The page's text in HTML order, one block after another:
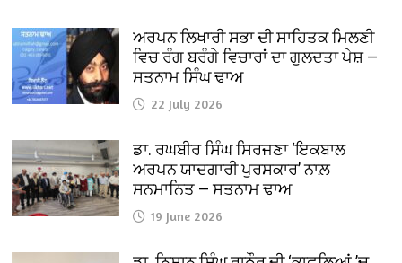
ਅਰਪਨ ਲਿਖਾਰੀ ਸਭਾ ਦੀ ਸਾਹਿਤਕ ਮਿਲਣੀ
ਵਿਚ ਰੰਗ ਬਰੰਗੇ ਵਿਚਾਰਾਂ ਦਾ ਗੁਲਦਤਾ ਪੇਸ਼ —
ਸਤਨਾਮ ਸਿੰਘ ਢਾਅ
22 July 2026
ਡਾ. ਰਘਬੀਰ ਸਿੰਘ ਸਿਰਜਣਾ ‘ਇਕਬਾਲ
ਅਰਪਨ ਯਾਦਗਾਰੀ ਪੁਰਸਕਾਰ’ ਨਾਲ਼
ਸਨਮਾਨਿਤ — ਸਤਨਾਮ ਢਾਅ
19 June 2026